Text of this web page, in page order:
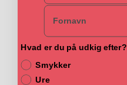
Navn
Hvad er du på udkig efter?
Smykker
Ure